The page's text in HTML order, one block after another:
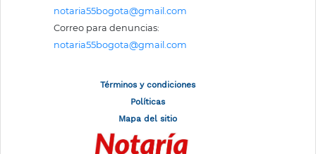
notaria55bogota@gmail.com
Correo para denuncias:
notaria55bogota@gmail.com
Términos y condiciones
Políticas
Mapa del sitio